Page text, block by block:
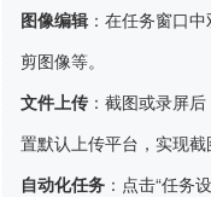
图像编辑 ：在任务窗口
剪图像等。
文件上传 ：截图或录屏
置默认上传平台，实现截
自动化任务 ：点击“任务